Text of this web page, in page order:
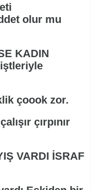
olur mu
KADIN
çoook zor.
çırpınır
VARDI İSRAF